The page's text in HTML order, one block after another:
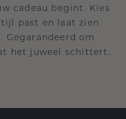
cadeau begint. Kies
past en laat zien
Gegarandeerd om
het juweel schittert.